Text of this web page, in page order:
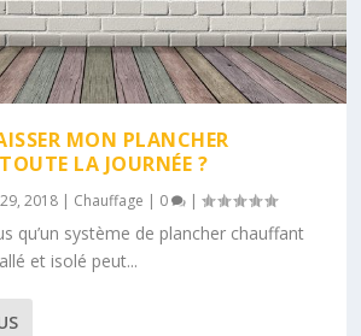
MON PLANCHER
LA JOURNÉE ?
2018 | Chauffage | 0 |
qu’un système de plancher chauffant
et isolé peut...